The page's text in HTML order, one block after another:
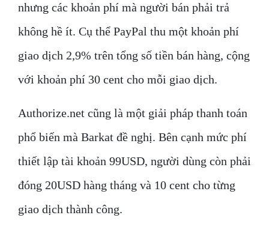
nhưng các khoản phí mà người bán phải trả
không hề ít. Cụ thể PayPal thu một khoản phí
giao dịch 2,9% trên tổng số tiền bán hàng, cộng
với khoản phí 30 cent cho mỗi giao dịch.
Authorize.net cũng là một giải pháp thanh toán
phổ biến mà Barkat đề nghị. Bên cạnh mức phí
thiết lập tài khoản 99USD, người dùng còn phải
đóng 20USD hàng tháng và 10 cent cho từng
giao dịch thành công.